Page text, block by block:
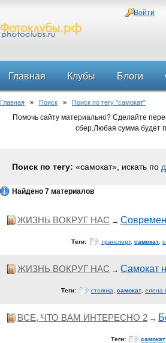
Войти
Главная Клубы Блоги
Форум
Главная » Поиск » Поиск по тегу "самокат"
Помочь сайту материально? Сделайте
сбер.Любая сумма будет
Поиск по тегу: «самокат», искать по
Найдено 7 материалов
ЖИЗНЬ ВОКРУГ НАС →
Теги: транспорт, самокат
ЖИЗНЬ ВОКРУГ НАС → Самокат
Теги: стоянка самокат елена
ВСЕ, ЧТО ВАМ ИНТЕРЕСНО 2 →
Теги: самокат